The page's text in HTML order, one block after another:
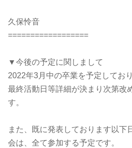
久保怜音
==================
▼今後の予定に関しまして
2022年3月中の卒業を予定しており
最終活動日等詳細が決まり次第改
す。
また、既に発表しております以下
会は、全て参加する予定です。